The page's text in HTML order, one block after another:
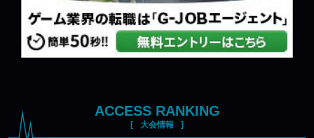
ACCESS RANKING
大会情報